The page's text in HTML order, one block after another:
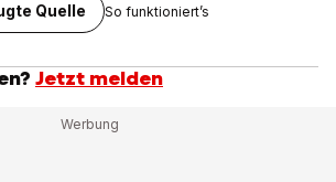
Quelle So funktioniert’s
Jetzt melden